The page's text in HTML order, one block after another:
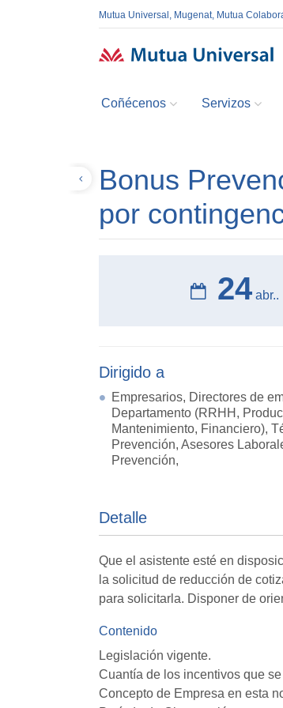
Mutua Universal, Mugenat, Mutua
Coñécenos Servizos
Bonus
por
24 abr..
Dirigido a
Empresarios, Directores de
Departamento (RRHH,
Mantenimiento, Financiero),
Prevención, Asesores
Prevención,
Detalle
Que el asistente esté en
la solicitud de reducción de
para solicitarla. Disponer de
Contenido
Legislación vigente.
Cuantía de los incentivos que
Concepto de Empresa en esta